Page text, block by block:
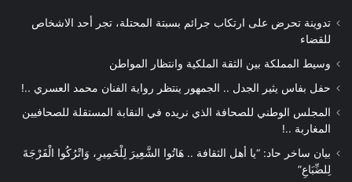
تدوينة تحرض على ارتكاب جرائم بسبتة المحتلة، تجر أحد الاشخاص
للقضاء
وسيط المملكة بين الثقة الملكية وانتظار المواطن
حفل بفاس يثير الجدل .. الجمهور ينتظر رواية الفنان محمد العسري ..!
المجلس الوطني للصحافة الذي نريده في النقابة المستقلة للصحافيين
المغاربة ..!
بيان ساخر حاد: “يا أهل الثقافة .. هَاتُوا الشَّعِيرَ لِلْحَمِيرِ، وَاتْرُكُوا الْفَرْجَةَ
لِلضِّبَاعِ”